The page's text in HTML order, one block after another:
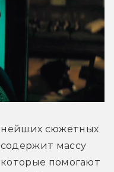
сюжетных
массу
помогают